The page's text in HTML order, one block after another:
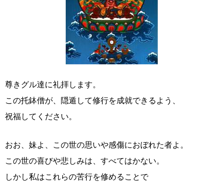
尊きグル達に礼拝します。
この托鉢僧が、隠遁して修行を成就できるよう、
祝福してください。
おお、妹よ、この世の思いや感傷におぼれた者よ。
この世の喜びや悲しみは、すべてはかない。
しかし私はこれらの苦行を修めることで